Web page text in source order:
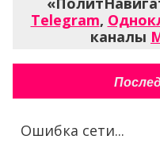
Telegram,
каналы
Ошибка сети...